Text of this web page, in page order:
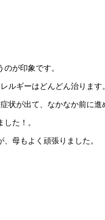
が印象です。
ルギーはどんどん治ります
状が出て、なかなか前に進
た！。
母もよく頑張りました。